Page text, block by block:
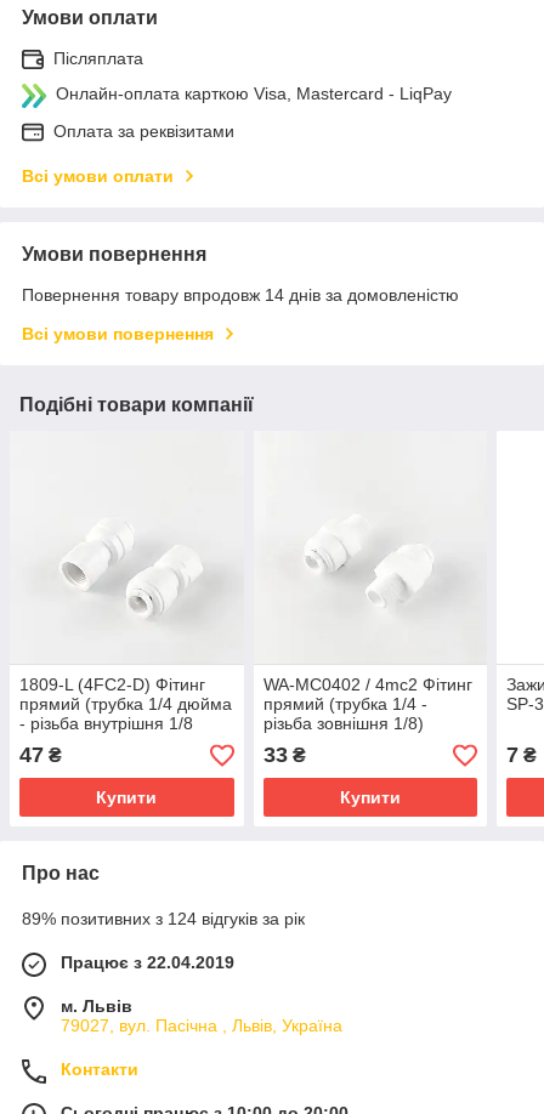
Умови оплати
Післяплата
Онлайн-оплата карткою Visa, Mastercard - LiqPay
Оплата за реквізитами
Всі умови оплати
Умови повернення
Повернення товару впродовж 14 днів за домовленістю
Всі умови повернення
Подібні товари компанії
1809-L (4FC2-D) Фітинг
прямий (трубка 1/4 дюйма
- різьба внутрішня 1/8
дюйма)
47 ₴
Купити
WA-MC0402 / 4mc2 Фітинг
прямий (трубка 1/4 -
різьба зовнішня 1/8)
Organic
33₴
Купити
SP-3
7 ₴
Про нас
89% позитивних з 124 відгуків за рік
Працює з 22.04.2019
м. Львів
79027, вул. Пасічна , Львів, Україна
Контакти